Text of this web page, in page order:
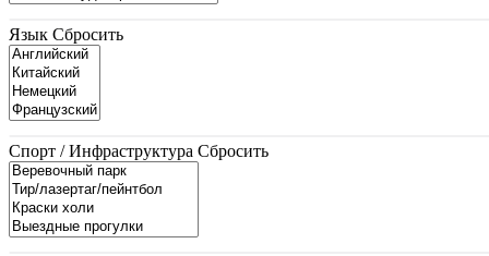
Язык Сбросить
Спорт / Инфраструктура Сбросить